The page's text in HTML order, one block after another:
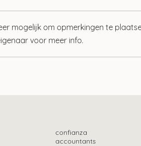
te hoog?
Langere
mogelijk om opmerkingen te
voor meer info.
confianza
accountants